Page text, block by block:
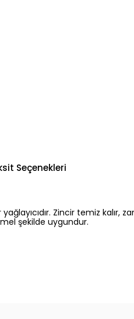
Seçenekleri
Zincir temiz kalır,
şekilde uygundur.